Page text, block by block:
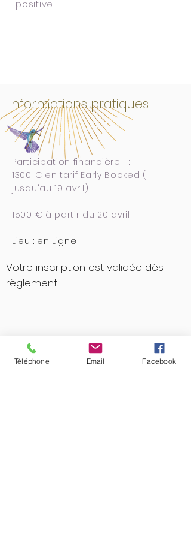
positive
Votre inscription est validée dès
règlement
Informations pratiques
Participation financière :
1300 € en tarif Early Booked (
jusqu'au 19 avril)
1500 € à partir du 20 avril
Lieu : en Ligne
Téléphone Email Facebook